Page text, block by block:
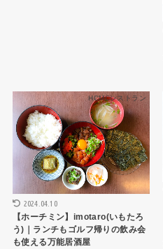
HCMCレストラン
2024.04.10
【ホーチミン】imotaro(いもたろ
う)｜ランチもゴルフ帰りの飲み会
も使える万能居酒屋